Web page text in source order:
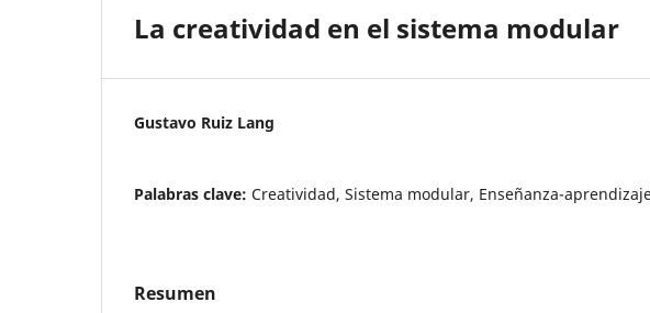
La creatividad en el sistema modular
Gustavo Ruiz Lang
Palabras clave: Creatividad, Sistema modular, Enseñanza-
Resumen